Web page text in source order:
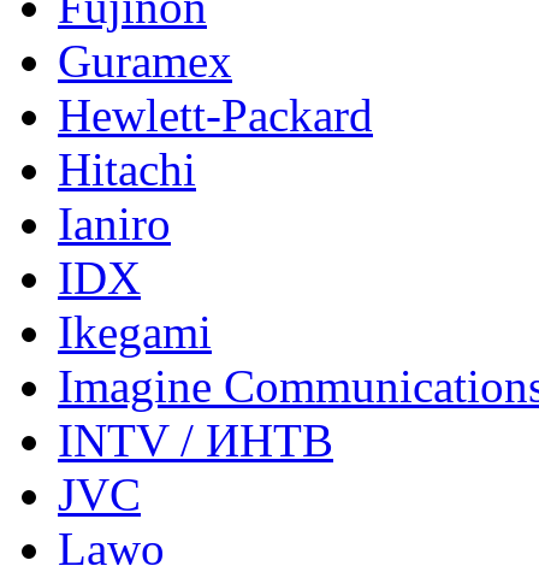
Guramex
Hewlett-Packard
Hitachi
Ianiro
IDX
Ikegami
Imagine
INTV / ИНТВ
JVC
Lawo